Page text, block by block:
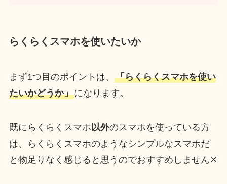
らくらくスマホを使いたいか
まず1つ目のポイントは、 「らくらくスマホを使い
たいかどうか」になります。
既にらくらくスマホ 以外のスマホを使っている方
は、らくらくスマホのようなシンプルなスマホだ
と物足りなく感じると思うのでおすすめしません✕